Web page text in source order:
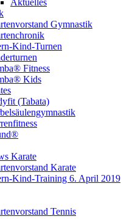
Aktuelles
Gymnastik
Kind-Turnen
Fitness
Kids
(Tabata)
Karate
Karate
Kind-Training 6. April 2019
Tennis